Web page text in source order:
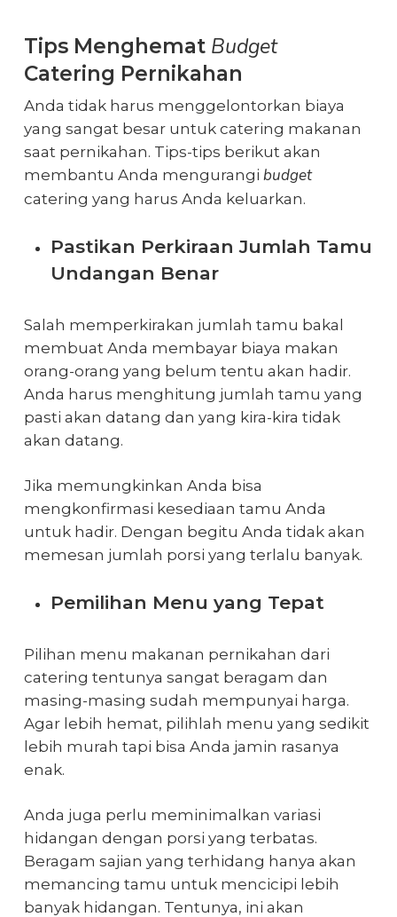
Tips Menghemat Budget
Catering Pernikahan
Anda tidak harus menggelontorkan biaya
yang sangat besar untuk catering makanan
saat pernikahan. Tips-tips berikut akan
membantu Anda mengurangi budget
catering yang harus Anda keluarkan.
Pastikan Perkiraan Jumlah Tamu
Undangan Benar
Salah memperkirakan jumlah tamu bakal
membuat Anda membayar biaya makan
orang-orang yang belum tentu akan hadir.
Anda harus menghitung jumlah tamu yang
pasti akan datang dan yang kira-kira tidak
akan datang.
Jika memungkinkan Anda bisa
mengkonfirmasi kesediaan tamu Anda
untuk hadir. Dengan begitu Anda tidak akan
memesan jumlah porsi yang terlalu banyak.
Pemilihan Menu yang Tepat
Pilihan menu makanan pernikahan dari
catering tentunya sangat beragam dan
masing-masing sudah mempunyai harga.
Agar lebih hemat, pilihlah menu yang sedikit
lebih murah tapi bisa Anda jamin rasanya
enak.
Anda juga perlu meminimalkan variasi
hidangan dengan porsi yang terbatas.
Beragam sajian yang terhidang hanya akan
memancing tamu untuk mencicipi lebih
banyak hidangan. Tentunya, ini akan